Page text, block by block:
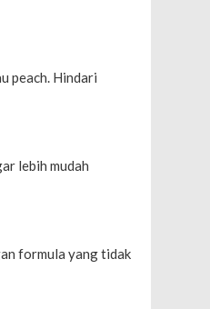
peach. Hindari
lebih mudah
formula yang tidak